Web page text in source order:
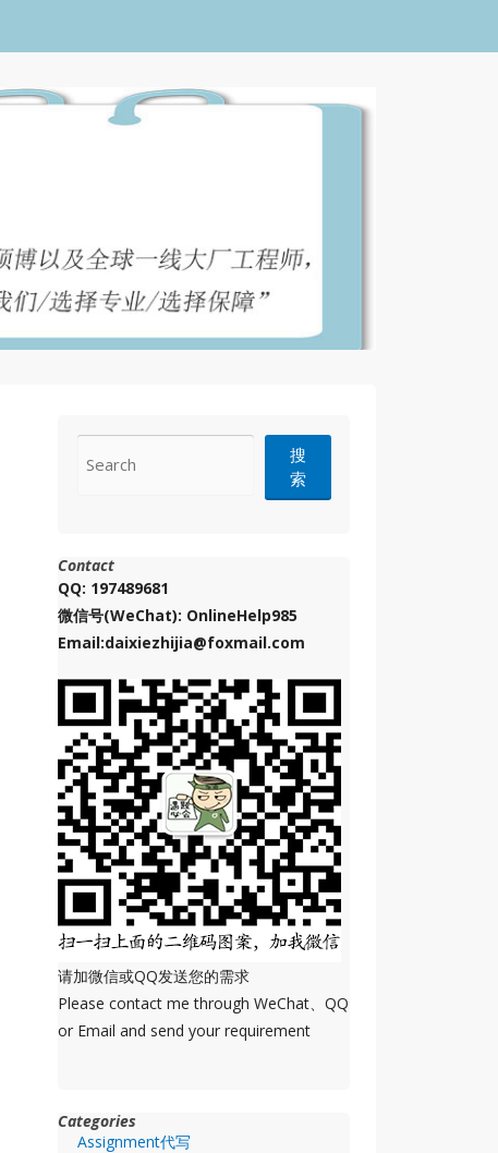
搜
索
Contact
QQ: 197489681
微信号(WeChat): OnlineHelp985
Email:daixiezhijia@foxmail.com
请加微信或QQ发送您的需求
Please contact me through WeChat、QQ
or Email and send your requirement
Categories
Assignment代写